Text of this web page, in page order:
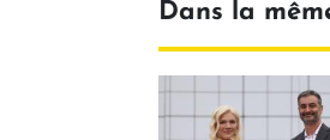
Dans la